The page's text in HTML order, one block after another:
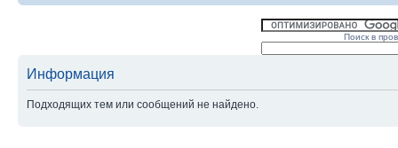
Поиск в
Информация
Подходящих тем или сообщений не найдено.